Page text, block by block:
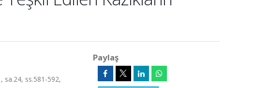
sa.24, ss.581-592,
Paylaş